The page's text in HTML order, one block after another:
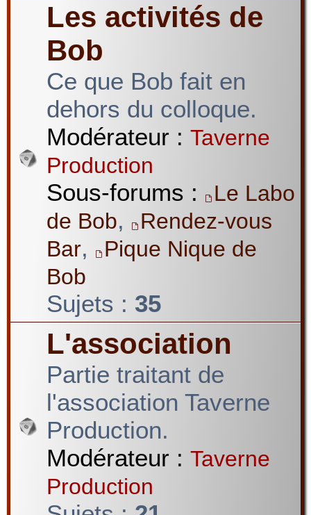
Les activités de
Bob
Ce que Bob fait en
dehors du colloque.
Modérateur : Taverne
Production
Sous-forums :
Le Labo
de Bob,
Rendez-vous
Bar,
Pique Nique de
Bob
Sujets : 35
L'association
Partie traitant de
l'association Taverne
Production.
Modérateur : Taverne
Production